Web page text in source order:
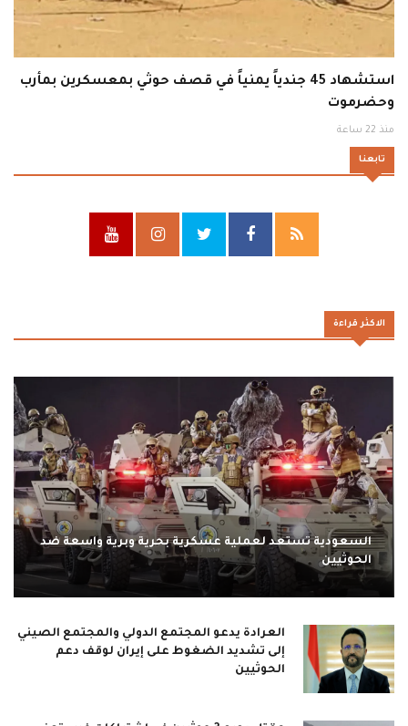
استشهاد 45 جندياً يمنياً في قصف حوثي بمعسكرين بمأرب
وحضرموت
منذ 22 ساعة
تابعنا
الاكثر قراءة
السعودية تستعد لعملية عسكرية بحرية وبرية واسعة ضد
الحوثيين
العرادة يدعو المجتمع الدولي والمجتمع الصيني
إلى تشديد الضغوط على إيران لوقف دعم
الحوثيين